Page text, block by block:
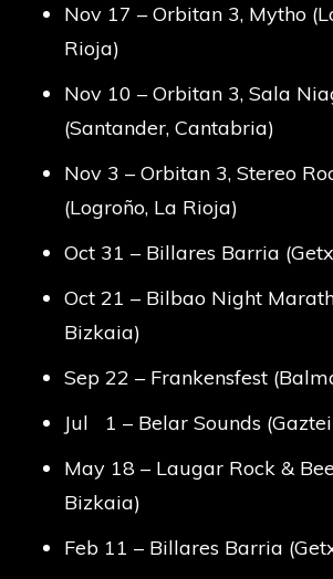
Nov 17 – Orbitan 3, Mytho
Rioja)
Nov 10 – Orbitan 3, Sala
(Santander, Cantabria)
Nov 3 – Orbitan 3, Stereo
(Logroño, La Rioja)
Oct 31 – Billares Barria
Oct 21 – Bilbao Night
Bizkaia)
Sep 22 – Frankensfest
Jul 1 – Belar Sounds
May 18 – Laugar Rock &
Bizkaia)
Feb 11 – Billares Barria